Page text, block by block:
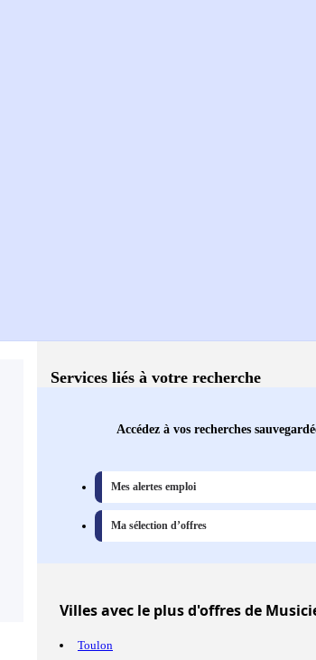
Services liés à votre recherche
Accédez à vos recherches
Mes alertes emploi
Ma sélection d’offres
Villesavec le plus d'offres de
Toulon